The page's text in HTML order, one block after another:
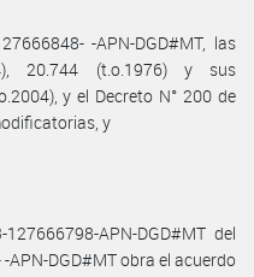
-APN-DGD#MT, las
20.744 (t.o.1976) y sus
y el Decreto N° 200 de
y
APN-DGD#MT del
APN-DGD#MT obra el acuerdo